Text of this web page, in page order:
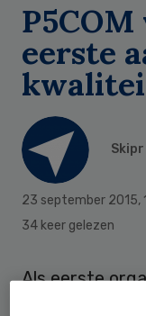
eerste
23 september 2015,
34 keer gelezen
Als eerste